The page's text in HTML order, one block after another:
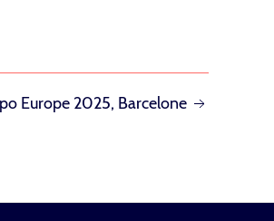
Europe 2025, Barcelone